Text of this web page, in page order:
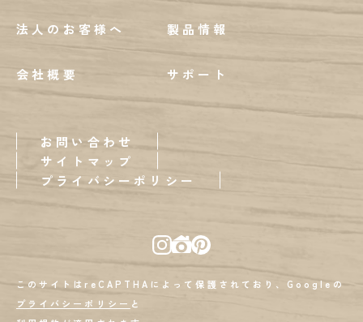
法人のお客様へ
会社概要
製品情報
サポート
お問い合わせ
サイトマップ
プライバシーポリシー
このサイトはreCAPTHAによって保護されており、Googleの
プライバシーポリシー と